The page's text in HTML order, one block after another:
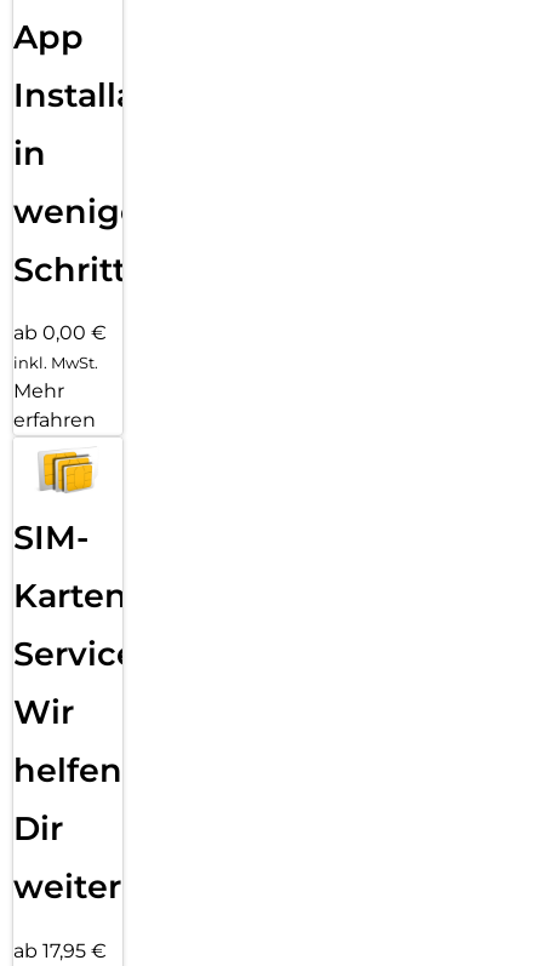
App
Installation
in
wenigen
Schritten
ab 0,00 €
inkl. MwSt.
Mehr
erfahren
SIM-
Karten
Service:
Wir
helfen
Dir
weiter
ab 17,95 €